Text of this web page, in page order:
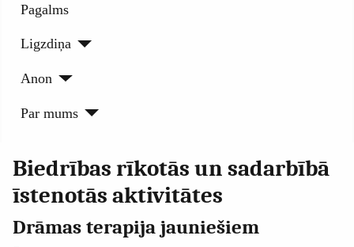
Pagalms
Ligzdiņa
Anon
Par mums
Biedrības rīkotās un sadarbībā
īstenotās aktivitātes
Drāmas terapija jauniešiem